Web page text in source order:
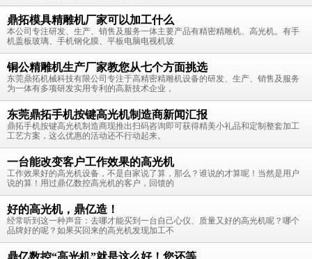
鼎拓模具精雕机厂家可以加工什么
本公司专注研发、生产、销售及服务一体主要产品有精密精雕机、高光机。有手
机盖板玻璃、手机钢化膜、平板电脑电视机玻
铜公精雕机生产厂家教您从七个方面挑选
东莞鼎拓机械科技有限公司专注于高精密精雕机设备的研发、生产、销售及服务
为一体有多项研发实用专利的高新技术企业，
东莞鼎拓手机按键高光机制造商新闻汇报
鼎拓手机按键高光机制造商现推出扫码咨询即可获得精美小礼品和定制整套加工
工艺方案，这么优惠的活动还不行动起来。
一台能改变客户工作效果的高光机
工作效果好的高光机设备，不是自家说了算，那么？谁说的才算呢！当然是用户
说的算！用过鼎亿数控高光机的客户，回馈的
好的高光机，鼎亿造！
经常听到这一种声音：去哪才能买到一台自己心仪、质量又好的高光机呢？哪个
品牌好的呢？如果买回来的高光机发现加工不